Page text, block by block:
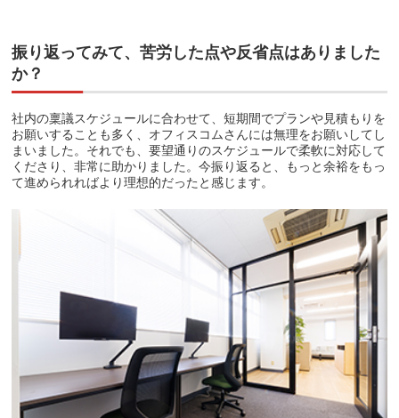
振り返ってみて、苦労した点や反省点はありました
か？
社内の稟議スケジュールに合わせて、短期間でプランや見積もりを
お願いすることも多く、オフィスコムさんには無理をお願いしてし
まいました。それでも、要望通りのスケジュールで柔軟に対応して
くださり、非常に助かりました。今振り返ると、もっと余裕をもっ
て進められればより理想的だったと感じます。